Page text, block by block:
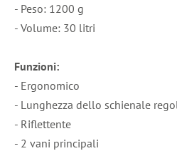
- Peso: 1200 g
- Volume: 30 litri
Funzioni:
- Ergonomico
- Lunghezza dello schienale
- Riflettente
- 2 vani principali